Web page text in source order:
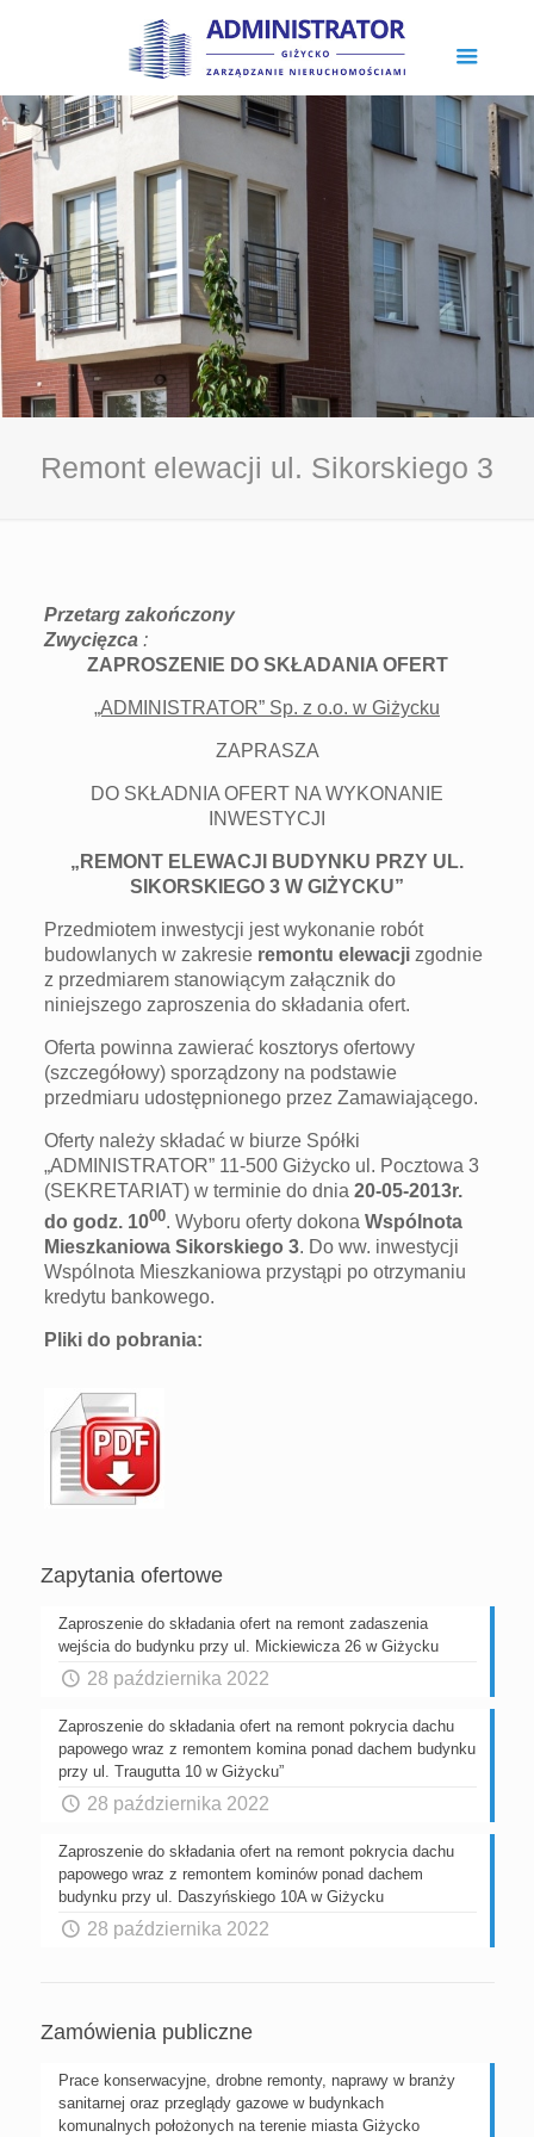
Remont elewacji ul. Sikorskiego 3
Przetarg zakończony
Zwycięzca :
ZAPROSZENIE DO SKŁADANIA OFERT
„ADMINISTRATOR” Sp. z o.o. w Giżycku
ZAPRASZA
DO SKŁADNIA OFERT NA WYKONANIE
INWESTYCJI
„REMONT ELEWACJI BUDYNKU PRZY UL.
SIKORSKIEGO 3 W GIŻYCKU”
Przedmiotem inwestycji jest wykonanie robót
budowlanych w zakresie remontu elewacji zgodnie
z przedmiarem stanowiącym załącznik do
niniejszego zaproszenia do składania ofert.
Oferta powinna zawierać kosztorys ofertowy
(szczegółowy) sporządzony na podstawie
przedmiaru udostępnionego przez Zamawiającego.
Oferty należy składać w biurze Spółki
„ADMINISTRATOR” 11-500 Giżycko ul. Pocztowa 3
(SEKRETARIAT) w terminie do dnia20-05-2013r.
do godz. 1000. Wyboru oferty dokonaWspólnota
Mieszkaniowa Sikorskiego 3. Do ww. inwestycji
Wspólnota Mieszkaniowa przystąpi po otrzymaniu
kredytu bankowego.
Pliki do pobrania:
Zapytania ofertowe
Zaproszenie do składania ofert na remont zadaszenia
wejścia do budynku przy ul. Mickiewicza 26 w Giżycku
28 października 2022
Zaproszenie do składania ofert na remont pokrycia dachu
papowego wraz z remontem komina ponad dachem budynku
przy ul. Traugutta 10 w Giżycku”
28 października 2022
Zaproszenie do składania ofert na remont pokrycia dachu
papowego wraz z remontem kominów ponad dachem
budynku przy ul. Daszyńskiego 10A w Giżycku
28 października 2022
Zamówienia publiczne
Prace konserwacyjne, drobne remonty, naprawy w branży
sanitarnej oraz przeglądy gazowe w budynkach
komunalnych położonych na terenie miasta Giżycko